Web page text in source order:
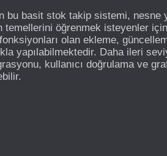
bu basit stok takip sistemi, nesne
temellerini öğrenmek isteyenler
olan ekleme,
yapılabilmektedir. Daha ileri
kullanıcı doğrulama ve